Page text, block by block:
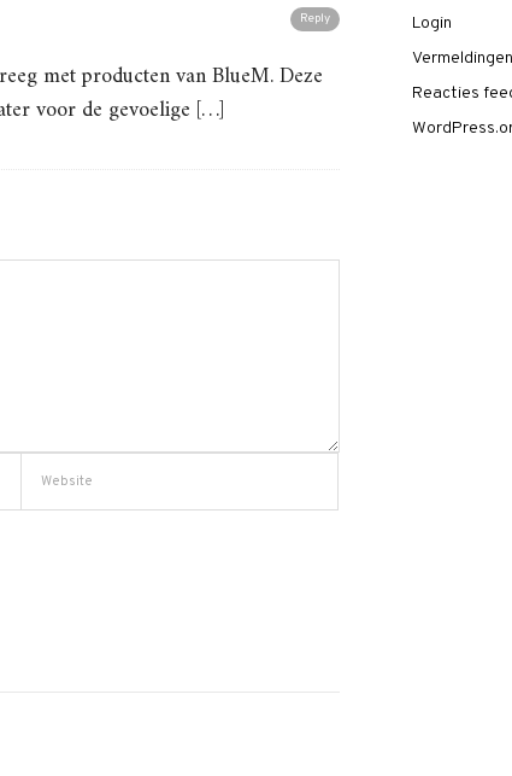
Reply
met producten van BlueM. Deze
voor de gevoelige […]
Login
Reacties